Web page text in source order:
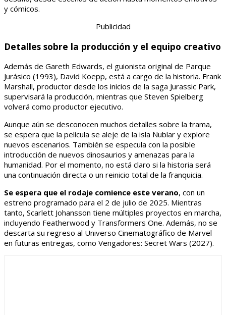
y cómicos.
Publicidad
Detalles sobre la producción y el equipo creativo
Además de Gareth Edwards, el guionista original de Parque
Jurásico (1993), David Koepp, está a cargo de la historia. Frank
Marshall, productor desde los inicios de la saga Jurassic Park,
supervisará la producción, mientras que Steven Spielberg
volverá como productor ejecutivo.
Aunque aún se desconocen muchos detalles sobre la trama,
se espera que la película se aleje de la isla Nublar y explore
nuevos escenarios. También se especula con la posible
introducción de nuevos dinosaurios y amenazas para la
humanidad. Por el momento, no está claro si la historia será
una continuación directa o un reinicio total de la franquicia.
Se espera que el rodaje comience este verano, con un
estreno programado para el 2 de julio de 2025. Mientras
tanto, Scarlett Johansson tiene múltiples proyectos en marcha,
incluyendo Featherwood y Transformers One. Además, no se
descarta su regreso al Universo Cinematográfico de Marvel
en futuras entregas, como Vengadores: Secret Wars (2027).